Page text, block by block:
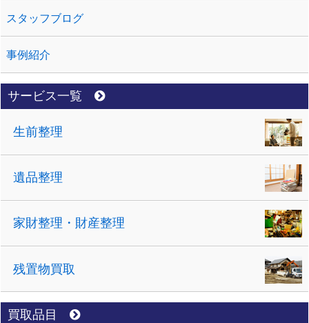
スタッフブログ
事例紹介
サービス一覧
生前整理
遺品整理
家財整理・財産整理
残置物買取
買取品目